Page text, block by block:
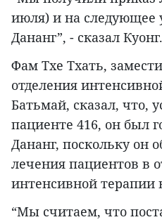
июля) и на следующее
Дананг”, - сказал Куонг.
Фам Тхе Тхать,
отделения
Батьмай, сказал, что,
пациенте 416, он был
Дананг, поскольку он
лечения пациентов в
интенсивной терапии
“Мы считаем, что